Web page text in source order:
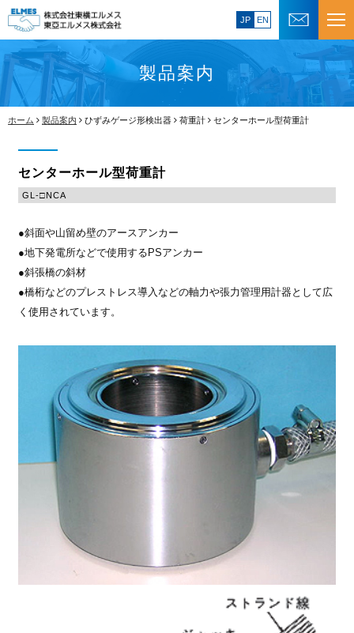
JP EN
製品案内
ホーム 製品案内 ひずみゲージ形検出器 荷重計 センターホール型荷重計
センターホール型荷重計
GL-□NCA
●斜面や山留め壁のアースアンカー
●地下発電所などで使用するPSアンカー
●斜張橋の斜材
●橋桁などのプレストレス導入などの軸力や張力管理用計器として広
く使用されています。